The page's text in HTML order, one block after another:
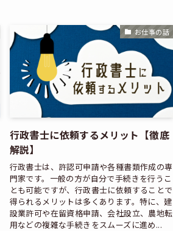
お仕事の話
行政書士に依頼するメリット【徹底
解説】
行政書士は、許認可申請や各種書類作成の専
門家です。一般の方が自分で手続きを行うこ
とも可能ですが、行政書士に依頼することで
得られるメリットは多くあります。特に、建
設業許可や在留資格申請、会社設立、農地転
用などの複雑な手続きをスムーズに進め...